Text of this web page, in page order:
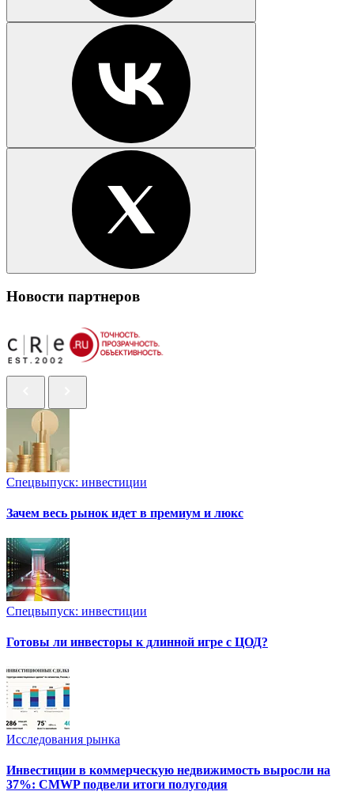
Новости партнеров
Спецвыпуск: инвестиции
Зачем весь рынок идет в премиум и люкс
Спецвыпуск: инвестиции
Готовы ли инвесторы к длинной игре с ЦОД?
Исследования рынка
Инвестиции в коммерческую недвижимость выросли на
37%: CMWP подвели итоги полугодия